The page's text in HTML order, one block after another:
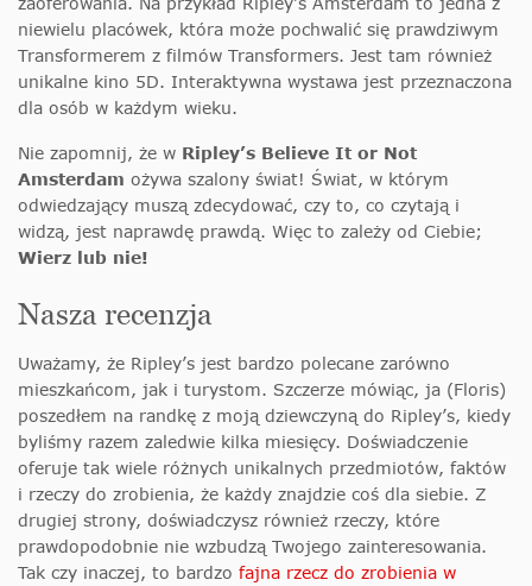
niewielu placówek, która może pochwalić się prawdziwym
Transformerem z filmów Transformers. Jest tam również
unikalne kino 5D. Interaktywna wystawa jest przeznaczona
dla osób w każdym wieku.
Nie zapomnij, że w Ripley’s Believe It or Not
Amsterdam ożywa szalony świat! Świat, w którym
odwiedzający muszą zdecydować, czy to, co czytają i
widzą, jest naprawdę prawdą. Więc to zależy od Ciebie;
Wierz lub nie!
Nasza recenzja
Uważamy, że Ripley’s jest bardzo polecane zarówno
mieszkańcom, jak i turystom. Szczerze mówiąc, ja (Floris)
poszedłem na randkę z moją dziewczyną do Ripley’s, kiedy
byliśmy razem zaledwie kilka miesięcy. Doświadczenie
oferuje tak wiele różnych unikalnych przedmiotów, faktów
i rzeczy do zrobienia, że każdy znajdzie coś dla siebie. Z
drugiej strony, doświadczysz również rzeczy, które
prawdopodobnie nie wzbudzą Twojego zainteresowania.
Tak czy inaczej, to bardzo fajna rzecz do zrobienia w